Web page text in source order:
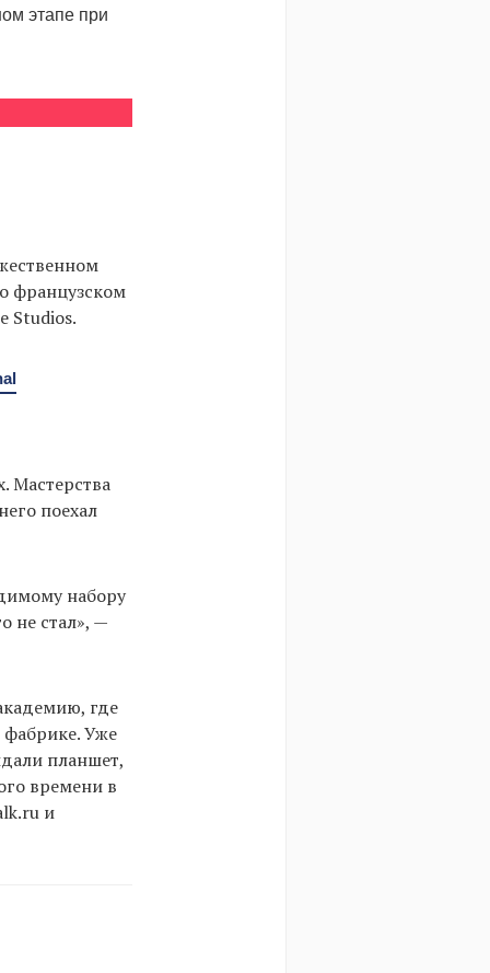
этапе при
французском
Studios.
Мастерства
поехал
набору
не стал», —
где
фабрике. Уже
планшет,
времени в
и